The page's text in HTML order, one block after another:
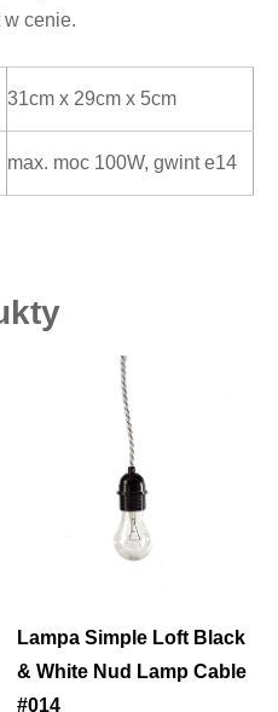
cenie.
31cm x 29cm x 5cm
max. moc 100W, gwint e14
Lampa Simple Loft Black
& White Nud Lamp Cable
#014